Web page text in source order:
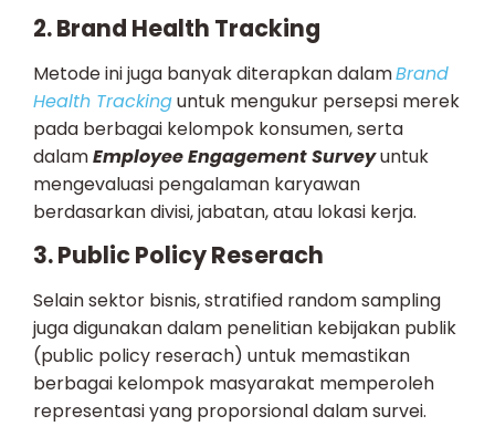
2. Brand Health Tracking
Metode ini juga banyak diterapkan dalamBrand
Health Trackinguntuk mengukur persepsi merek
pada berbagai kelompok konsumen, serta
dalamEmployee Engagement Surveyuntuk
mengevaluasi pengalaman karyawan
berdasarkan divisi, jabatan, atau lokasi kerja.
3. Public Policy Reserach
Selain sektor bisnis, stratified random sampling
juga digunakan dalam penelitian kebijakan publik
(public policy reserach) untuk memastikan
berbagai kelompok masyarakat memperoleh
representasi yang proporsional dalam survei.